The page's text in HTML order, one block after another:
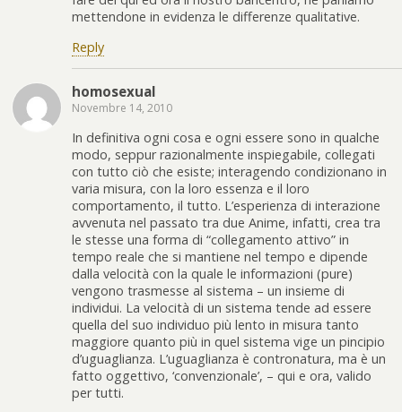
mettendone in evidenza le differenze qualitative.
Reply
homosexual
Novembre 14, 2010
In definitiva ogni cosa e ogni essere sono in qualche
modo, seppur razionalmente inspiegabile, collegati
con tutto ciò che esiste; interagendo condizionano in
varia misura, con la loro essenza e il loro
comportamento, il tutto. L’esperienza di interazione
avvenuta nel passato tra due Anime, infatti, crea tra
le stesse una forma di “collegamento attivo” in
tempo reale che si mantiene nel tempo e dipende
dalla velocità con la quale le informazioni (pure)
vengono trasmesse al sistema – un insieme di
individui. La velocità di un sistema tende ad essere
quella del suo individuo più lento in misura tanto
maggiore quanto più in quel sistema vige un pincipio
d’uguaglianza. L’uguaglianza è contronatura, ma è un
fatto oggettivo, ‘convenzionale’, – qui e ora, valido
per tutti.